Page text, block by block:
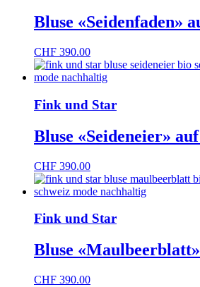
Bluse «Seidenfaden»
CHF 390.00
Fink und Star
Bluse «Seideneier»
CHF 390.00
Fink und Star
Bluse
CHF 390.00